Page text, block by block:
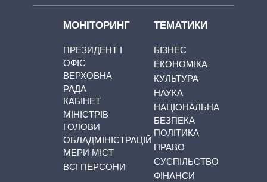
МОНІТОРИНГ
ПРЕЗИДЕНТ І
ОФІС
ВЕРХОВНА
РАДА
КАБІНЕТ
МІНІСТРІВ
ГОЛОВИ
ОБЛАДМІНІСТРАЦІЙ
МЕРИ МІСТ
ВСІ ПЕРСОНИ
ТЕМАТИКИ
БІЗНЕС
ЕКОНОМІКА
КУЛЬТУРА
НАУКА
НАЦІОНАЛЬНА
БЕЗПЕКА
ПОЛІТИКА
ПРАВО
СУСПІЛЬСТВО
ФІНАНСИ